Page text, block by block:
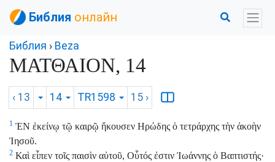
Библия онлайн
Библия › Beza
ΜΑΤΘΑΙΟΝ, 14
‹ 13 14 TR1598 15 ›
1 ἘΝ ἐκείνῳ τῷ καιρῷ ἤκουσεν Ηρώδης ὁ τετράρχης τὴν ἀκοὴν
Ἰησοῦ.
2 Καὶ εἶπεν τοῖς παισὶν αὐτοῦ, Οὗτός ἐστιν Ἰωάννης ὁ Βαπτιστής·